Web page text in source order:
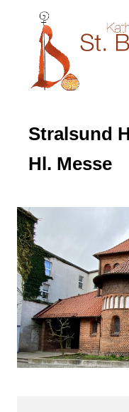
Stralsund
Hl. Messe